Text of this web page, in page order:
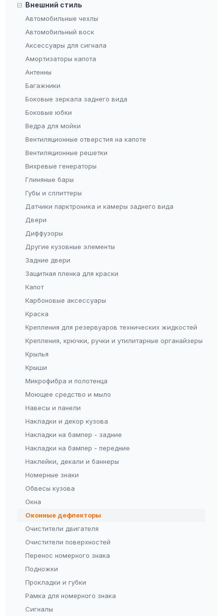
Внешний стиль
Автомобильные чехлы
Автомобильный воск
Аксессуары для сигнала
Амортизаторы капота
Антенны
Багажники
Боковые зеркала заднего вида
Боковые юбки
Ведра для мойки
Вентиляционные отверстия на капоте
Вентиляционные решетки
Вихревые генераторы
Глиняные бары
Губы и сплиттеры
Датчики парктроника и камеры заднего вида
Двери
Диффузоры
Другие кузовные элементы
Задние двери
Защитная пленка для краски
Капот
Карбоновые аксессуары
Краска
Крепления для резервуаров технических жидкостей
Крепления, крючки, ручки и утилитарные органайзеры
Крылья
Крыши
Микрофибра и полотенца
Моющее средство и мыло
Навесы и панели
Накладки и декор кузова
Накладки на бампер - задние
Накладки на бампер - передние
Наклейки, декали и баннеры
Номерные знаки
Обвесы кузова
Окна
Оконные дефлекторы
Очистители двигателя
Очистители поверхностей
Перенос номерного знака
Подножки
Прокладки и губки
Рамка для номерного знака
Сигналы